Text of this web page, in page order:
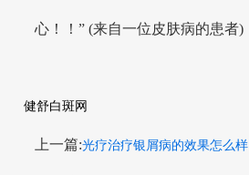
心！！” (来自一位皮肤病的患者)
健舒白斑网
上一篇:光疗治疗银屑病的效果怎么样